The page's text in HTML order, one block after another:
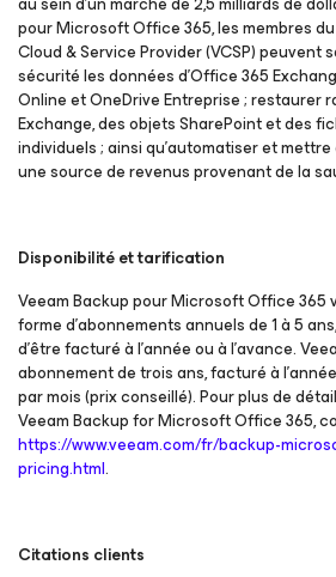
pour Microsoft Office 365, les membres
Cloud & Service Provider (VCSP) peuvent
sécurité les données d’Office 365
Online et OneDrive Entreprise ; restaurer
Exchange, des objets SharePoint et des
individuels ; ainsi qu’automatiser et
une source de revenus provenant de la
Disponibilité et tarification
Veeam Backuppour Microsoft Office 365
forme d’abonnements annuels de 1 à 5
d'être facturé à l’année ou à l’avance.
abonnement de trois ans, facturé à
par mois (prix conseillé). Pour plus de
Veeam Backup for Microsoft Office 365,
https://www.veeam.com/fr/backup-
pricing.html.
Citations clients